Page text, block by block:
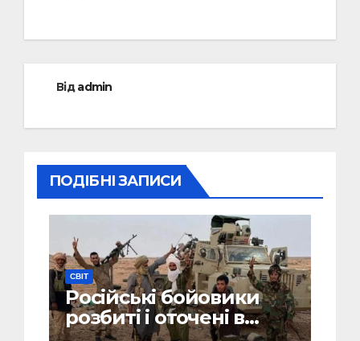
Відadmin
ПОДІБНІ ЗАПИСИ
СВІТ
Російські бойовики
розбиті і оточені в